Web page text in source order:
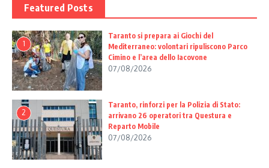
Featured Posts
1
Taranto si prepara ai Giochi del
Mediterraneo: volontari ripuliscono Parco
Cimino e l’area dello Iacovone
07/08/2026
2
Taranto, rinforzi per la Polizia di Stato:
arrivano 26 operatori tra Questura e
Reparto Mobile
07/08/2026